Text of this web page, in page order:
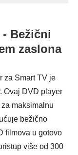
- Bežični
zaslona
za Smart TV je
Ovaj DVD player
maksimalnu
bežično
filmova u gotovo
više od 300